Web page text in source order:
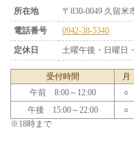
所在地
〒830-0049 久留米
電話番号
0942-38-5340
定休日
土曜午後・日曜日
受付時間 月
午前 8:00～12:00
○
午後 15:00～22:00
○
※18時まで